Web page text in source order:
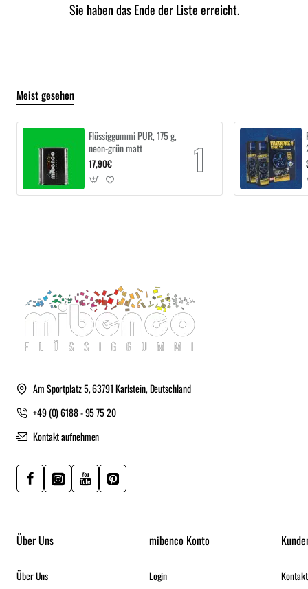
Sie haben das Ende der Liste erreicht.
Meist gesehen
Flüssiggummi PUR, 175 g,
neon-grün matt
17,90€
Am Sportplatz 5, 63791 Karlstein, Deutschland
+49 (0) 6188 - 95 75 20
Kontakt aufnehmen
Über Uns
Über Uns
mibenco Konto
Login Kontakt